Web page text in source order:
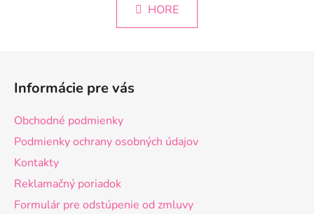
á
d
v
ý
k
HORE
Informácie pre vás
Obchodné podmienky
Podmienky ochrany osobných údajov
Kontakty
Reklamačný poriadok
Formulár pre odstúpenie od zmluvy